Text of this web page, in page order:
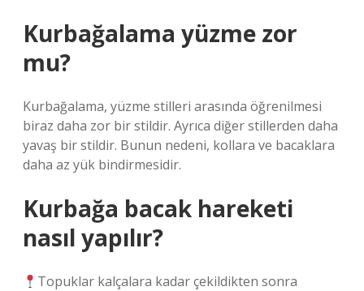
Kurbağalama yüzme zor
mu?
Kurbağalama, yüzme stilleri arasında öğrenilmesi
biraz daha zor bir stildir. Ayrıca diğer stillerden daha
yavaş bir stildir. Bunun nedeni, kollara ve bacaklara
daha az yük bindirmesidir.
Kurbağa bacak hareketi
nasıl yapılır?
Topuklar kalçalara kadar çekildikten sonra